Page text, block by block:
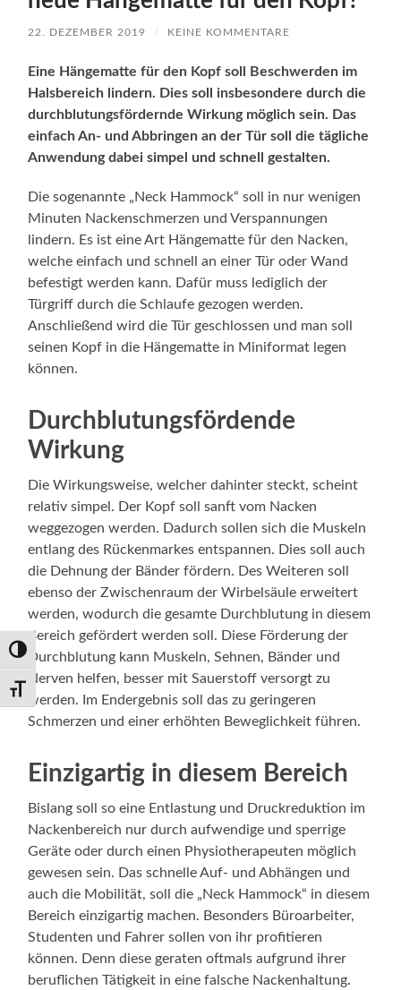
Umschalten auf hohe Kontraste
Schrift vergrößern
22. DEZEMBER 2019 / KEINE KOMMENTARE
Eine Hängematte für den Kopf soll Beschwerden im
Halsbereich lindern. Dies soll insbesondere durch die
durchblutungsfördernde Wirkung möglich sein. Das
einfach An- und Abbringen an der Tür soll die tägliche
Anwendung dabei simpel und schnell gestalten.
Die sogenannte „Neck Hammock“ soll in nur wenigen
Minuten Nackenschmerzen und Verspannungen
lindern. Es ist eine Art Hängematte für den Nacken,
welche einfach und schnell an einer Tür oder Wand
befestigt werden kann. Dafür muss lediglich der
Türgriff durch die Schlaufe gezogen werden.
Anschließend wird die Tür geschlossen und man soll
seinen Kopf in die Hängematte in Miniformat legen
können.
Durchblutungsfördende
Wirkung
Die Wirkungsweise, welcher dahinter steckt, scheint
relativ simpel. Der Kopf soll sanft vom Nacken
weggezogen werden. Dadurch sollen sich die Muskeln
entlang des Rückenmarkes entspannen. Dies soll auch
die Dehnung der Bänder fördern. Des Weiteren soll
ebenso der Zwischenraum der Wirbelsäule erweitert
werden, wodurch die gesamte Durchblutung in diesem
Bereich gefördert werden soll. Diese Förderung der
Durchblutung kann Muskeln, Sehnen, Bänder und
Nerven helfen, besser mit Sauerstoff versorgt zu
werden. Im Endergebnis soll das zu geringeren
Schmerzen und einer erhöhten Beweglichkeit führen.
Einzigartig in diesem Bereich
Bislang soll so eine Entlastung und Druckreduktion im
Nackenbereich nur durch aufwendige und sperrige
Geräte oder durch einen Physiotherapeuten möglich
gewesen sein. Das schnelle Auf- und Abhängen und
auch die Mobilität, soll die „Neck Hammock“ in diesem
Bereich einzigartig machen. Besonders Büroarbeiter,
Studenten und Fahrer sollen von ihr profitieren
können. Denn diese geraten oftmals aufgrund ihrer
beruflichen Tätigkeit in eine falsche Nackenhaltung.